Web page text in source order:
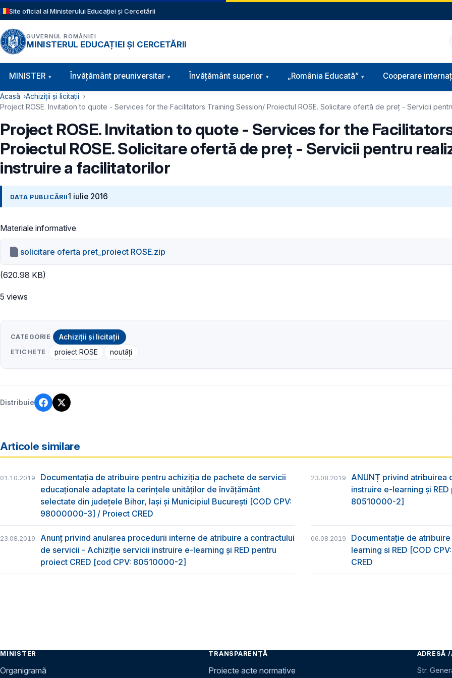
Sari la conținutul principal
Site oficial al Ministerului Educației și Cercetării
GUVERNUL ROMÂNIEI
MINISTERUL EDUCAȚIEI ȘI CERCETĂRII
Navigație principală
MINISTER Învăţământ preuniversitar Învățământ superior „România Educată” Cooperare
Cale de navigare
Acasă
Achiziții și licitații
Project ROSE. Invitation to quote - Services for the Facilitators Training Session/ Proiectul ROSE. Solicitare ofertă de preț - Servicii
Project ROSE. Invitation to quote - Services for the
Proiectul ROSE. Solicitare ofertă de preț - Servicii pentru
instruire a facilitatorilor
DATA PUBLICĂRII1 iulie 2016
Materiale informative
solicitare oferta pret_proiect ROSE.zip
(620.98 KB)
5 views
CATEGORIE Achiziții și licitații
ETICHETE proiect ROSE noutăți
Distribuie
Articole similare
01.10.2019
Documentația de atribuire pentru achiziția de pachete de servicii
educaționale adaptate la cerințele unităților de învățământ
selectate din județele Bihor, Iași și Municipiul București [COD CPV:
98000000-3] / Proiect CRED
23.08.2019
ANUNȚ privind atribuirea
instruire e-learning și
80510000-2]
23.08.2019
Anunț privind anularea procedurii interne de atribuire a contractului
de servicii - Achiziție servicii instruire e-learning și RED pentru
proiect CRED [cod CPV: 80510000-2]
06.08.2019
Documentație de
learning si RED [COD
CRED
MINISTER
Organigramă
TRANSPARENȚĂ
Proiecte acte normative
ADRESĂ
Str.